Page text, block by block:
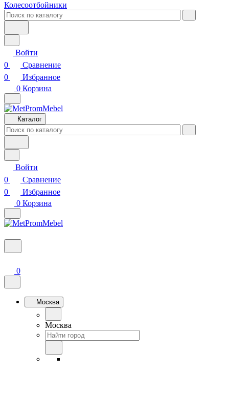
Колесоотбойники
Войти
0
Сравнение
0
Избранное
0 Корзина
Каталог
Войти
0
Сравнение
0
Избранное
0 Корзина
0
Москва
Москва